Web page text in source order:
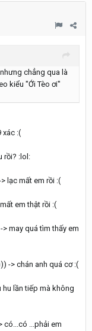
chẳng qua là
kiểu "Ới Tèo ơi"
xác :(
rồi? :lol:
lạc mất em rồi :(
em thật rồi :(
> may quá tìm thấy em
)) -> chán anh quá cơ :(
hu lần tiếp mà không
có...có ...phải em